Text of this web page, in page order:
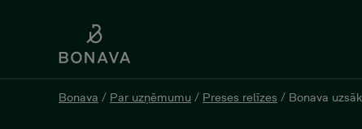
Bonava / Par uzņēmumu / Preses relīzes / Bonava